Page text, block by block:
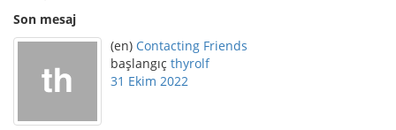
Son mesaj
(en) Contacting Friends
başlangıç thyrolf
31 Ekim 2022